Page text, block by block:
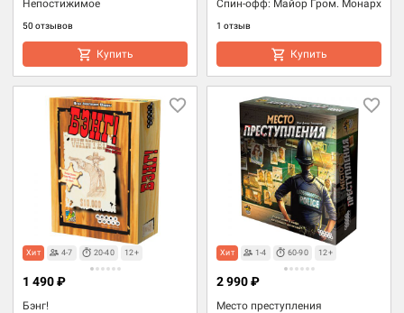
Непостижимое
50 отзывов
Купить
Спин-офф: Майор Гром. Монарх
1 отзыв
Купить
Хит 4-7 20-40 12+
Бэнг!
1 490 ₽
Хит 1-4 60-90 12+
Место преступления
2 990 ₽